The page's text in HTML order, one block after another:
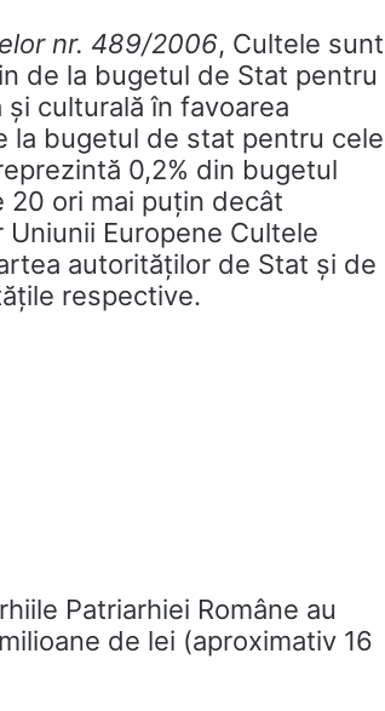
nr. 489/2006, Cultele sunt
de la bugetul de Stat pentru
culturală în favoarea
la bugetul de stat pentru cele
0,2% din bugetul
20 ori mai puţin decât
Europene Cultele
autorităţilor de Stat şi de
respective.
Patriarhiei Române au
de lei (aproximativ 16